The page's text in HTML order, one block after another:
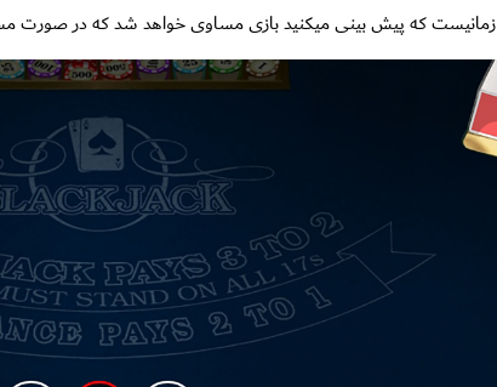
زمانیست که پیش بینی میکنید بازی مساوی خواهد شد که در صورت